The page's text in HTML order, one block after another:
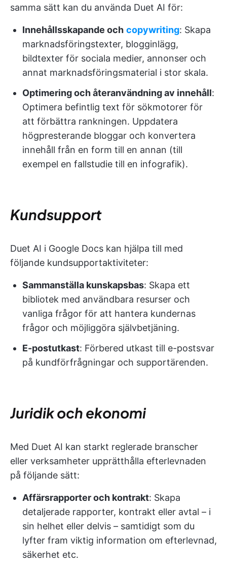
samma sätt kan du använda Duet AI för:
Innehållsskapande och copywriting: Skapa
marknadsföringstexter, blogginlägg,
bildtexter för sociala medier, annonser och
annat marknadsföringsmaterial i stor skala.
Optimering och återanvändning av innehåll:
Optimera befintlig text för sökmotorer för
att förbättra rankningen. Uppdatera
högpresterande bloggar och konvertera
innehåll från en form till en annan (till
exempel en fallstudie till en infografik).
Kundsupport
Duet AI i Google Docs kan hjälpa till med
följande kundsupportaktiviteter:
Sammanställa kunskapsbas: Skapa ett
bibliotek med användbara resurser och
vanliga frågor för att hantera kundernas
frågor och möjliggöra självbetjäning.
E-postutkast: Förbered utkast till e-postsvar
på kundförfrågningar och supportärenden.
Juridik och ekonomi
Med Duet AI kan starkt reglerade branscher
eller verksamheter upprätthålla efterlevnaden
på följande sätt:
Affärsrapporter och kontrakt: Skapa
detaljerade rapporter, kontrakt eller avtal – i
sin helhet eller delvis – samtidigt som du
lyfter fram viktig information om efterlevnad,
säkerhet etc.